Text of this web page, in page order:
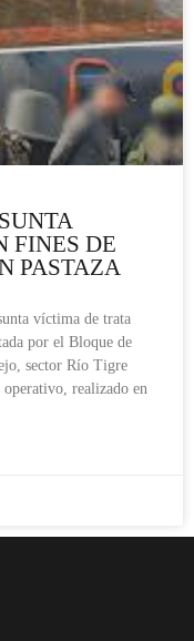
FINES DE
PASTAZA
víctima de trata
por el Bloque de
sector Río Tigre
realizado en